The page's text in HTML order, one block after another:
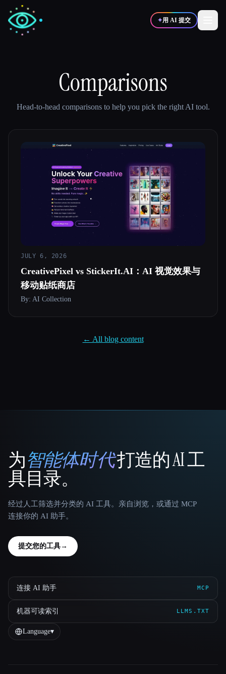
✦用 AI 提交
🎨
💻开发者 📈营销
🎬创作者
所有分类
关于
Comparisons
Head-to-head comparisons to help you pick the right AI tool.
JULY 6, 2026
CreativePixel vs StickerIt.AI：AI 视觉效果与
移动贴纸商店
By: AI Collection
← All blog content
That AI Collection
为智能体时代打造的 AI 工
具目录。
经过人工筛选并分类的 AI 工具。亲自浏览，或通过 MCP
连接你的 AI 助手。
提交您的工具→
连接 AI 助手 MCP
机器可读索引 LLMS.TXT
Language▾